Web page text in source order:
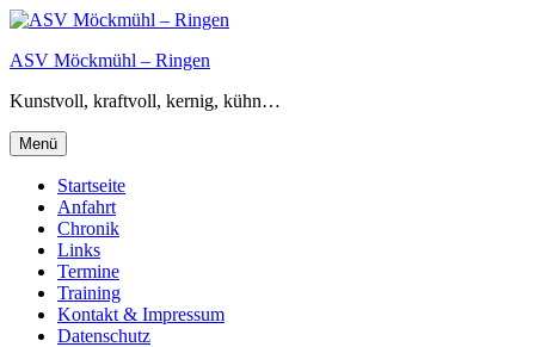
Zum
springen
ASV Möckmühl – Ringen
Kunstvoll, kraftvoll, kernig, kühn…
Menü
Startseite
Anfahrt
Chronik
Links
Termine
Training
Kontakt & Impressum
Datenschutz